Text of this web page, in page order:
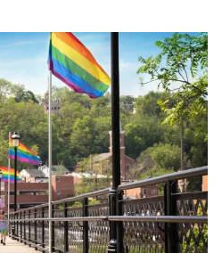
LGBTQIA+ à Galena, Illinois